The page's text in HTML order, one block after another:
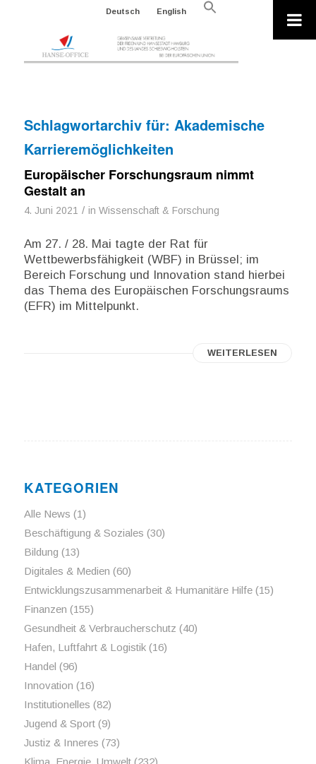
Deutsch English
Search
Schlagwortarchiv für: Akademische
Karrieremöglichkeiten
Europäischer Forschungsraum nimmt
Gestalt an
4. Juni 2021 / in Wissenschaft & Forschung
Am 27. / 28. Mai tagte der Rat für
Wettbewerbsfähigkeit (WBF) in Brüssel; im
Bereich Forschung und Innovation stand hierbei
das Thema des Europäischen Forschungsraums
(EFR) im Mittelpunkt.
WEITERLESEN
KATEGORIEN
Alle News (1)
Beschäftigung & Soziales (30)
Bildung (13)
Digitales & Medien (60)
Entwicklungszusammenarbeit & Humanitäre Hilfe(15)
Finanzen (155)
Gesundheit & Verbraucherschutz (40)
Hafen, Luftfahrt & Logistik(16)
Handel (96)
Innovation (16)
Institutionelles (82)
Jugend & Sport(9)
Justiz & Inneres (73)